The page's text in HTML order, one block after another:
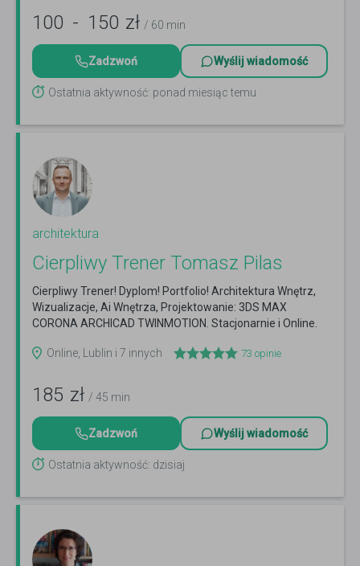
100 - 150 zł / 60 min
Zadzwoń Wyślij wiadomość
Ostatnia aktywność: ponad miesiąc temu
architektura
Cierpliwy Trener Tomasz Pilas
Cierpliwy Trener! Dyplom! Portfolio! Architektura Wnętrz,
Wizualizacje, Ai Wnętrza, Projektowanie: 3DS MAX
CORONA ARCHICAD TWINMOTION. Stacjonarnie i Online.
Online, Lublin i 7 innych
73 opinie
185 zł / 45 min
Zadzwoń Wyślij wiadomość
Ostatnia aktywność: dzisiaj